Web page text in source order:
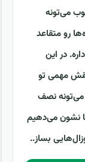
می‌تونه
رو متقاعد
در این
مهمی تو
می‌تونه نصف
نشون می‌دهیم
بساز..